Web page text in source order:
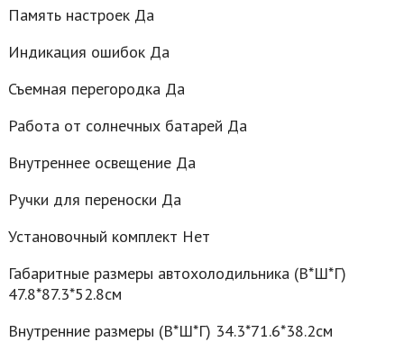
Память настроек Да
Индикация ошибок Да
Съемная перегородка Да
Работа от солнечных батарей Да
Внутреннее освещение Да
Ручки для переноски Да
Установочный комплект Нет
Габаритные размеры автохолодильника (В*Ш*Г)
47.8*87.3*52.8см
Внутренние размеры (В*Ш*Г) 34.3*71.6*38.2см